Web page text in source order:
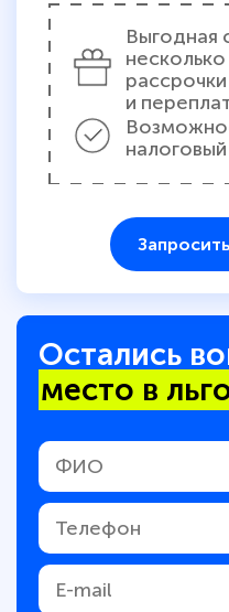
Выгодная
и
Остались
место в